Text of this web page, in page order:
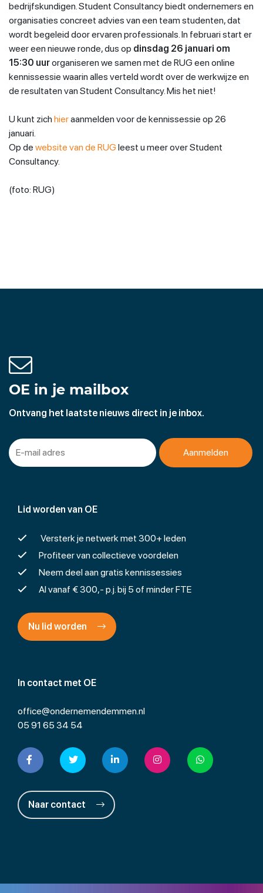
bedrijfskundigen. Student Consultancy biedt ondernemers en
organisaties concreet advies van een team studenten, dat
wordt begeleid door ervaren professionals. In februari start er
weer een nieuwe ronde, dus op dinsdag 26 januari om
15:30 uurorganiseren we samen met de RUG een online
kennissessie waarin alles verteld wordt over de werkwijze en
de resultaten van Student Consultancy. Mis het niet!
U kunt zich hieraanmelden voor de kennissessie op 26
januari.
Op de website van de RUG leest u meer over Student
Consultancy.
(foto: RUG)
In contact met OE
office@ondernemendemmen.nl
05 91 65 34 54
Naar contact
Lid worden van OE
Versterk je netwerk met 300+ leden
Profiteer van collectieve voordelen
Neem deel aan gratis kennissessies
Al vanaf € 300,- p.j. bij 5 of minder FTE
Nu lid worden
OE in je mailbox
Ontvang het laatste nieuws direct in je inbox.